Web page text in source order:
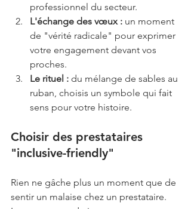
professionnel du secteur.
L'échange des vœux : un moment
de "vérité radicale" pour exprimer
votre engagement devant vos
proches.
Le rituel : du mélange de sables au
ruban, choisis un symbole qui fait
sens pour votre histoire.
Choisir des prestataires
"inclusive-friendly"
Rien ne gâche plus un moment que de
sentir un malaise chez un prestataire.